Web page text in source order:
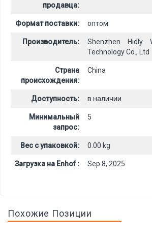
продавца:
Формат поставки: оптом
Производитель:
Shenzhen Hidly
Technology Co., Ltd
Страна
происхождения:
China
Доступность: в наличии
Минимальный
запрос:
5
Вес с упаковкой: 0.00 kg
Загрузка на Enhof : Sep 8, 2025
Похожие Позиции